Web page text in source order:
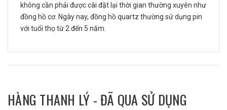
không cần phải được cài đặt lại thời gian thường xuyên như
đồng hồ cơ. Ngày nay, đồng hồ quartz thường sử dụng pin
với tuổi thọ từ 2 đến 5 năm.
HÀNG THANH LÝ - ĐÃ QUA SỬ DỤNG